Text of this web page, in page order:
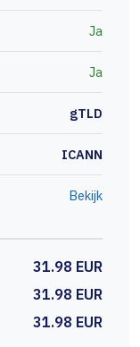
Ja
Ja
gTLD
ICANN
Bekijk
31.98 EUR
31.98 EUR
31.98 EUR